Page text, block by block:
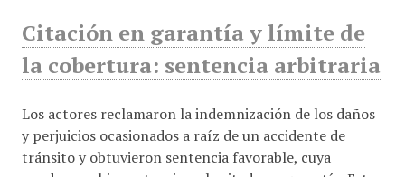
Citación en garantía y límite de
la cobertura: sentencia arbitraria
Los actores reclamaron la indemnización de los daños
y perjuicios ocasionados a raíz de un accidente de
tránsito y obtuvieron sentencia favorable, cuya